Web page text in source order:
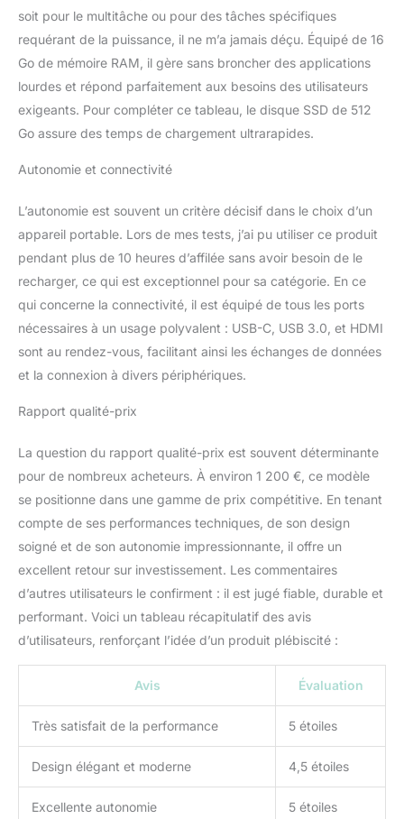
soit pour le multitâche ou pour des tâches spécifiques
requérant de la puissance, il ne m’a jamais déçu. Équipé de 16
Go de mémoire RAM, il gère sans broncher des applications
lourdes et répond parfaitement aux besoins des utilisateurs
exigeants. Pour compléter ce tableau, le disque SSD de 512
Go assure des temps de chargement ultrarapides.
Autonomie et connectivité
L’autonomie est souvent un critère décisif dans le choix d’un
appareil portable. Lors de mes tests, j’ai pu utiliser ce produit
pendant plus de 10 heures d’affilée sans avoir besoin de le
recharger, ce qui est exceptionnel pour sa catégorie. En ce
qui concerne la connectivité, il est équipé de tous les ports
nécessaires à un usage polyvalent : USB-C, USB 3.0, et HDMI
sont au rendez-vous, facilitant ainsi les échanges de données
et la connexion à divers périphériques.
Rapport qualité-prix
La question du rapport qualité-prix est souvent déterminante
pour de nombreux acheteurs. À environ 1 200 €, ce modèle
se positionne dans une gamme de prix compétitive. En tenant
compte de ses performances techniques, de son design
soigné et de son autonomie impressionnante, il offre un
excellent retour sur investissement. Les commentaires
d’autres utilisateurs le confirment : il est jugé fiable, durable et
performant. Voici un tableau récapitulatif des avis
d’utilisateurs, renforçant l’idée d’un produit plébiscité :
Avis Évaluation
Très satisfait de la performance 5 étoiles
Design élégant et moderne 4,5 étoiles
Excellente autonomie 5 étoiles